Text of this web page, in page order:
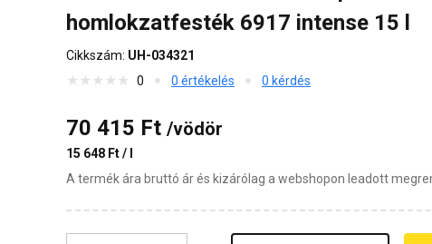
homlokzatfesték 6917 intense 15 l
Cikkszám: UH-034321
0
0 értékelés 0 kérdés
70 415 Ft /vödör
15 648 Ft / l
A termék ára bruttó ár és kizárólag a webshopon leadott